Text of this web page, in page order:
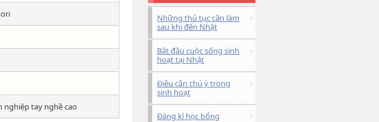
tay nghề cao
Những thủ tục cần làm
sau khi đến Nhật
Bắt đầu cuộc sống sinh
hoạt tại Nhật
Điều cần chú ý trong
sinh hoạt
Đăng kí học bổng